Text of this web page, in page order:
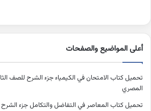
أعلى المواضيع والصفحات
المصري